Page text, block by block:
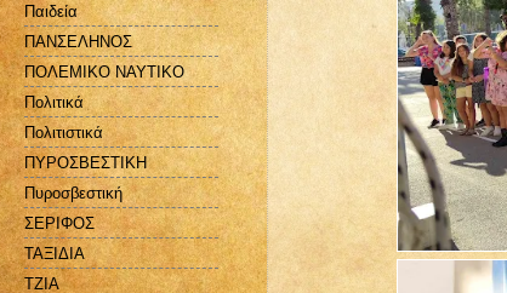
Παιδεία
ΠΑΝΣΕΛΗΝΟΣ
ΠΟΛΕΜΙΚΟ ΝΑΥΤΙΚΟ
Πολιτικά
Πολιτιστικά
ΠΥΡΟΣΒΕΣΤΙΚΗ
Πυροσβεστική
ΣΕΡΙΦΟΣ
ΤΑΞΙΔΙΑ
ΤΖΙΑ